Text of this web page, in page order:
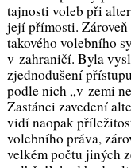
tajnosti voleb při
její přímosti.
takového volebního
v zahraničí. Byla
zjednodušení
podle nich „v zemi
Zastánci zavedení
vidí naopak
volebního práva,
velkém počtu jiných